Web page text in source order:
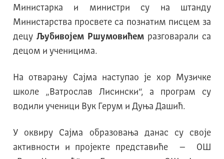
Министарка и министри су на штанду
Министарства просвете са познатим писцем за
децу Љубивојем Ршумовићем разговарали са
децом и ученицима.
На отварању Сајма наступао је хор Mузичке
школе „Ватрослав Лисински“, а програм су
водили ученици Вук Герум и Дуња Дашић.
У оквиру Сајма образовања данас су своје
активности и пројекте представиће – ОШ